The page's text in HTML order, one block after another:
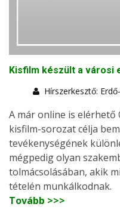
Kisfilm készült a városi
Hírszerkesztő:
A már online is
kisfilm-sorozat célja
tevékenységének
mégpedig olyan
tolmácsolásában, akik
tételén munkálkodnak.
Tovább >>>